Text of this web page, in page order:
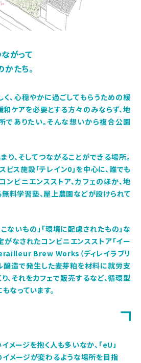
がって
たち。
、心穏やかに過ごしてもらうための緩
和ケアを必要とする方々のみならず、地
でありたい。そんな想いから複合公園
り、そしてつながることができる場所。
ス施設「テレイン0」を中心に、誰でも
ビニエンスストア、カフェのほか、地
料学習塾、屋上農園などが設けられて
ないもの」「環境に配慮されたもの」な
なされたコンビニエンスストア「イー
Brew Works（ディレイラブリ
醸造で発生した麦芽粕を材料に就労支
、それをカフェで販売するなど、循環型
なっています。
メージを抱く人も多いなか、「eU」
イメージが変わるような場所を目指